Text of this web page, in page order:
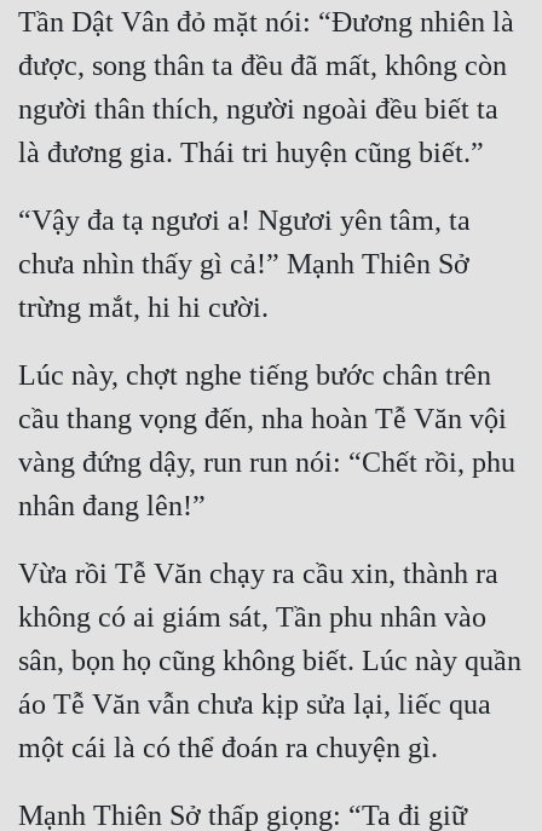
Nữ Cường
Nữ Phụ
Phản Phái
Quan Trường
Quân Sự
Sảng Văn
Sắc
Sủng
Thanh Xuân
Tiên Hiệp
Tiểu Thuyết
Trinh Thám
Triều Đấu
Trùng Sinh
Trọng Sinh
Tần Dật Vân đỏ mặt nói: “Đương nhiên là
được, song thân ta đều đã mất, không còn
người thân thích, người ngoài đều biết ta
“Vậy đa tạ ngươi a! Ngươi yên tâm, ta
chưa nhìn thấy gì cả!” Mạnh Thiên Sở
Lúc này, chợt nghe tiếng bước chân trên
cầu thang vọng đến, nha hoàn Tễ Văn vội
vàng đứng dậy, run run nói: “Chết rồi, phu
Vừa rồi Tễ Văn chạy ra cầu xin, thành ra
không có ai giám sát, Tần phu nhân vào
sân, bọn họ cũng không biết. Lúc này quần
áo Tễ Văn vẫn chưa kịp sửa lại, liếc qua
Mạnh Thiên Sở thấp giọng: “Ta đi giữ